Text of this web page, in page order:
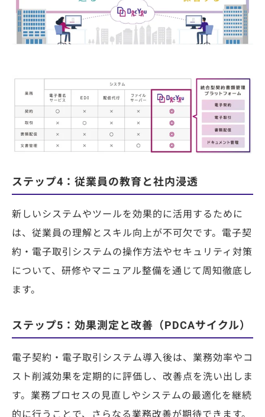
ステップ4：従業員の教育と社内浸透
新しいシステムやツールを効果的に活用するために
は、従業員の理解とスキル向上が不可欠です。電子契
約・電子取引システムの操作方法やセキュリティ対策
について、研修やマニュアル整備を通じて周知徹底し
ます。
ステップ5：効果測定と改善（PDCAサイクル）
電子契約・電子取引システム導入後は、業務効率やコ
スト削減効果を定期的に評価し、改善点を洗い出しま
す。業務プロセスの見直しやシステムの最適化を継続
的に行うことで、さらなる業務改善が期待できます。